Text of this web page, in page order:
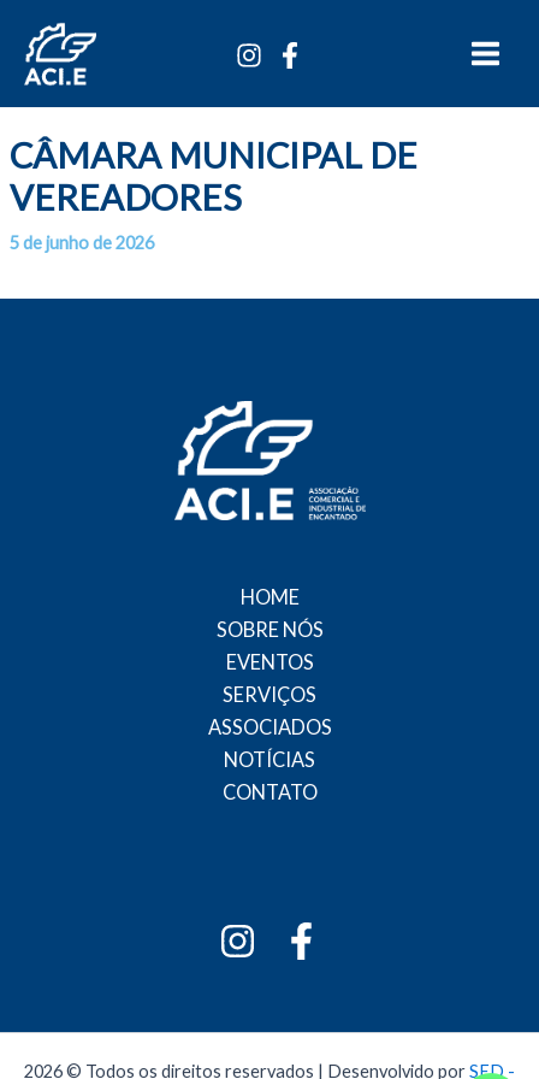
para
Menu
CÂMARA MUNICIPAL DE
VEREADORES
Por
5 de junho de 2026
HOME
SOBRE NÓS
EVENTOS
SERVIÇOS
ASSOCIADOS
NOTÍCIAS
CONTATO
2026 © Todos os direitos reservados | Desenvolvido porSED -